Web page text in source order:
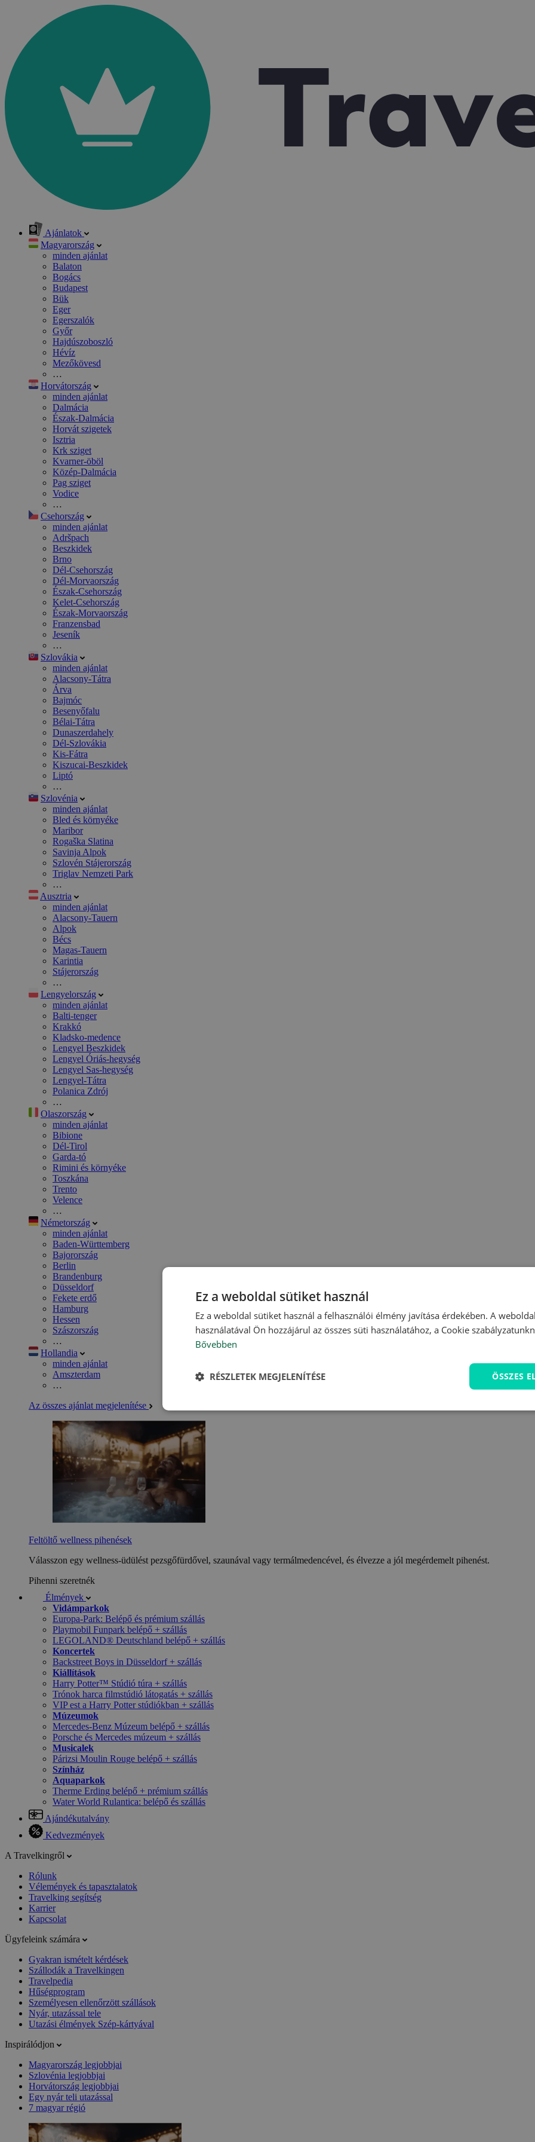
Ajánlatok
Magyarország
minden ajánlat
Balaton
Bogács
Budapest
Bük
Eger
Egerszalók
Győr
Hajdúszoboszló
Hévíz
Mezőkövesd
…
Horvátország
minden ajánlat
Dalmácia
Észak-Dalmácia
Horvát szigetek
Isztria
Krk sziget
Kvarner-öböl
Közép-Dalmácia
Pag sziget
Vodice
…
Csehország
minden ajánlat
Adršpach
Beszkidek
Brno
Dél-Csehország
Dél-Morvaország
Észak-Csehország
Kelet-Csehország
Észak-Morvaország
Franzensbad
Jeseník
…
Szlovákia
minden ajánlat
Alacsony-Tátra
Árva
Bajmóc
Besenyőfalu
Bélai-Tátra
Dunaszerdahely
Dél-Szlovákia
Kis-Fátra
Kiszucai-Beszkidek
Liptó
…
Szlovénia
minden ajánlat
Bled és környéke
Maribor
Rogaška Slatina
Savinja Alpok
Szlovén Stájerország
Triglav Nemzeti Park
…
Ausztria
minden ajánlat
Alacsony-Tauern
Alpok
Bécs
Magas-Tauern
Karintia
Stájerország
…
Lengyelország
minden ajánlat
Balti-tenger
Krakkó
Kladsko-medence
Lengyel Beszkidek
Lengyel Óriás-hegység
Lengyel Sas-hegység
Lengyel-Tátra
Polanica Zdrój
…
Olaszország
minden ajánlat
Bibione
Dél-Tirol
Garda-tó
Rimini és környéke
Toszkána
Trento
Velence
…
Németország
minden ajánlat
Baden-Württemberg
Bajorország
Berlin
Brandenburg
Düsseldorf
Fekete erdő
Hamburg
Hessen
Szászország
…
Hollandia
minden ajánlat
Amszterdam
…
Az összes ajánlat megjelenítése
Feltöltő wellness pihenések
Válasszon egy wellness-üdülést pezsgőfürdővel, szaunával vagy termálmedencével, és élvezze a jól megérdemelt pihenést.
Pihenni szeretnék
Élmények
Vidámparkok
Europa-Park: Belépő és prémium szállás
Playmobil Funpark belépő + szállás
LEGOLAND® Deutschland belépő + szállás
Koncertek
Backstreet Boys in Düsseldorf + szállás
Kiállítások
Harry Potter™ Stúdió túra + szállás
Trónok harca filmstúdió látogatás + szállás
VIP est a Harry Potter stúdiókban + szállás
Múzeumok
Mercedes-Benz Múzeum belépő + szállás
Porsche és Mercedes múzeum + szállás
Musicalek
Párizsi Moulin Rouge belépő + szállás
Színház
Aquaparkok
Therme Erding belépő + prémium szállás
Water World Rulantica: belépő és szállás
Ajándékutalvány
Kedvezmények
A Travelkingről
Rólunk
Vélemények és tapasztalatok
Travelking segítség
Karrier
Kapcsolat
Ügyfeleink számára
Gyakran ismételt kérdések
Szállodák a Travelkingen
Travelpedia
Hűségprogram
Személyesen ellenőrzött szállások
Nyár, utazással tele
Utazási élmények Szép-kártyával
Inspirálódjon
Magyarország legjobbjai
Szlovénia legjobbjai
Horvátország legjobbjai
Egy nyár teli utazással
7 magyar régió
Ez a weboldal sütiket használ
Ez a weboldal sütiket használ a felhasználói élmény javítása érdekében. A
használatával Ön hozzájárul az összes süti használatához, a Cookie
Bővebben
ÖSSZES
RÉSZLETEK MEGJELENÍTÉSE